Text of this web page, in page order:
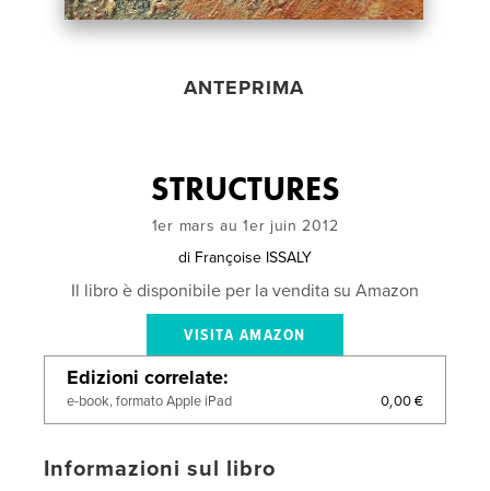
ANTEPRIMA
STRUCTURES
1er mars au 1er juin 2012
di Françoise ISSALY
Il libro è disponibile per la vendita su Amazon
VISITA AMAZON
Edizioni correlate
e-book, formato Apple iPad 0,00 €
Informazioni sul libro